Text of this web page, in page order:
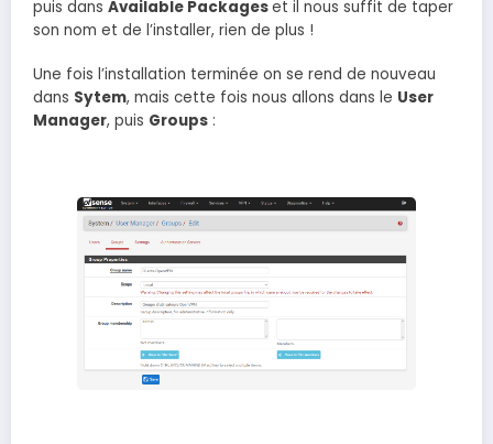
puis dans Available Packageset il nous suffit de taper
son nom et de l’installer, rien de plus !
Une fois l’installation terminée on se rend de nouveau
dans Sytem, mais cette fois nous allons dans le User
Manager, puis Groups :